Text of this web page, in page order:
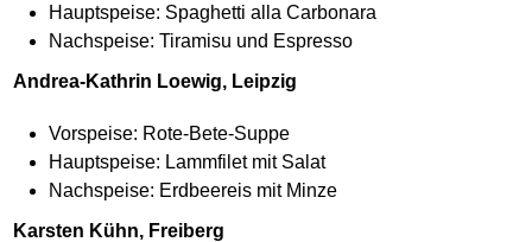
Hauptspeise: Spaghetti alla Carbonara
Nachspeise: Tiramisu und Espresso
Andrea-Kathrin Loewig, Leipzig
Vorspeise: Rote-Bete-Suppe
Hauptspeise: Lammfilet mit Salat
Nachspeise: Erdbeereis mit Minze
Karsten Kühn, Freiberg